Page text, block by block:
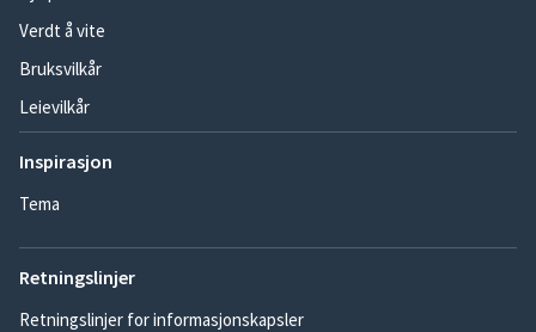
Verdt å vite
Bruksvilkår
Leievilkår
Inspirasjon
Tema
Retningslinjer
Retningslinjer for informasjonskapsler